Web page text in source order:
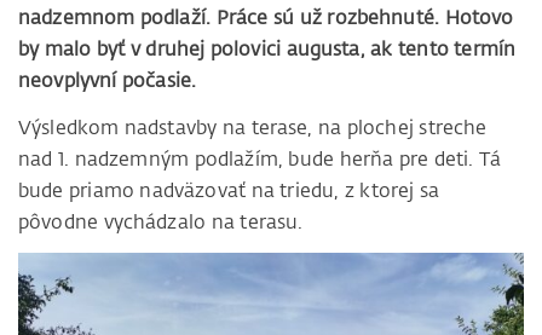
nadzemnom podlaží. Práce sú už rozbehnuté. Hotovo
by malo byť v druhej polovici augusta, ak tento termín
neovplyvní počasie.
Výsledkom nadstavby na terase, na plochej streche
nad 1. nadzemným podlažím, bude herňa pre deti. Tá
bude priamo nadväzovať na triedu, z ktorej sa
pôvodne vychádzalo na terasu.